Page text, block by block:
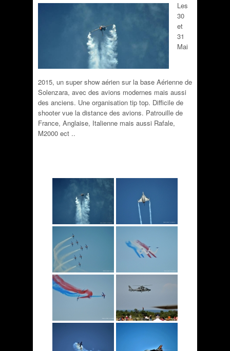
Les
30
et
31
Mai
2015, un super show aérien sur la base Aérienne de
Solenzara, avec des avions modernes mais aussi
des anciens. Une organisation tip top. Difficile de
shooter vue la distance des avions. Patrouille de
France, Anglaise, Italienne mais aussi Rafale,
M2000 ect ..